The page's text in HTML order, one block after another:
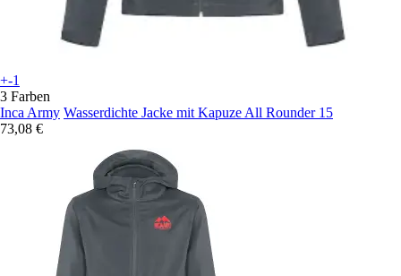
+-1
3 Farben
Inca Army Wasserdichte Jacke mit Kapuze All Rounder 15
73,08 €